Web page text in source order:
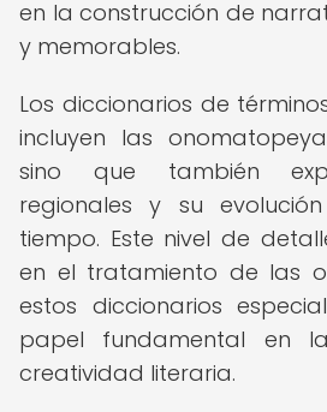
en la construcción de
y memorables.
Los diccionarios de
incluyen las
sino que también
regionales y su
tiempo. Este nivel de
en el tratamiento de las
estos diccionarios
papel fundamental en
creatividad literaria.